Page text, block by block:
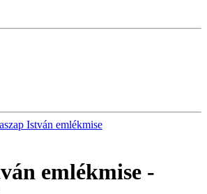
István emlékmise
emlékmise -